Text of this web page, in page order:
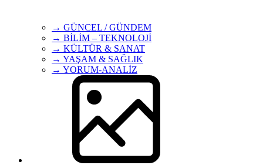
→ GÜNCEL / GÜNDEM
→ BİLİM – TEKNOLOJİ
→ KÜLTÜR & SANAT
→ YAŞAM & SAĞLIK
→ YORUM-ANALİZ